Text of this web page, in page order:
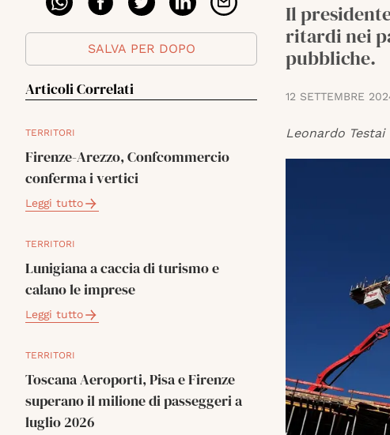
SALVA PER DOPO
Articoli Correlati
TERRITORI
Firenze-Arezzo, Confcommercio
conferma i vertici
Leggi tutto
TERRITORI
Lunigiana a caccia di turismo e
calano le imprese
Leggi tutto
TERRITORI
Toscana Aeroporti, Pisa e Firenze
superano il milione di passeggeri a
luglio 2026
Il
ritardi nei
pubbliche.
12 SETTEMBRE
Leonardo Testai